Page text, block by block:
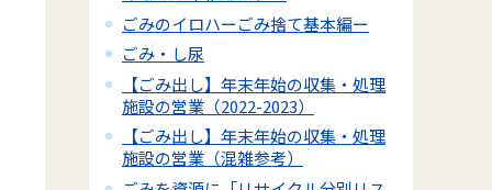
ごみのイロハーごみ捨て基本編ー
ごみ・し尿
【ごみ出し】年末年始の収集・処理
施設の営業（2022-2023）
【ごみ出し】年末年始の収集・処理
施設の営業（混雑参考）